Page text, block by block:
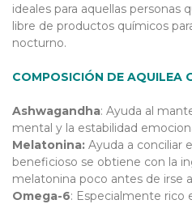
ideales para aquellas personas
libre de productos químicos
nocturno.
COMPOSICIÓN DE AQUILEA
Ashwagandha: Ayuda al
mental y la estabilidad
Melatonina: Ayuda a conciliar
beneficioso se obtiene con la
melatonina poco antes de irse
Omega-6: Especialmente rico